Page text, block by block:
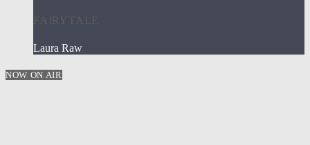
FAIRYTALE
Laura Raw
NOW ON AIR